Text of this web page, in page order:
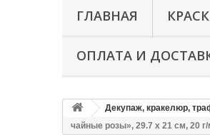
ГЛАВНАЯ
ОПЛАТА И
Декупаж, кракелюр,
чайные розы», 29.7 x 21 см, 20 г/